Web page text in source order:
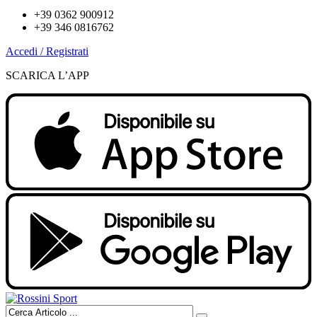
+39 0362 900912
+39 346 0816762
Accedi / Registrati
SCARICA L’APP